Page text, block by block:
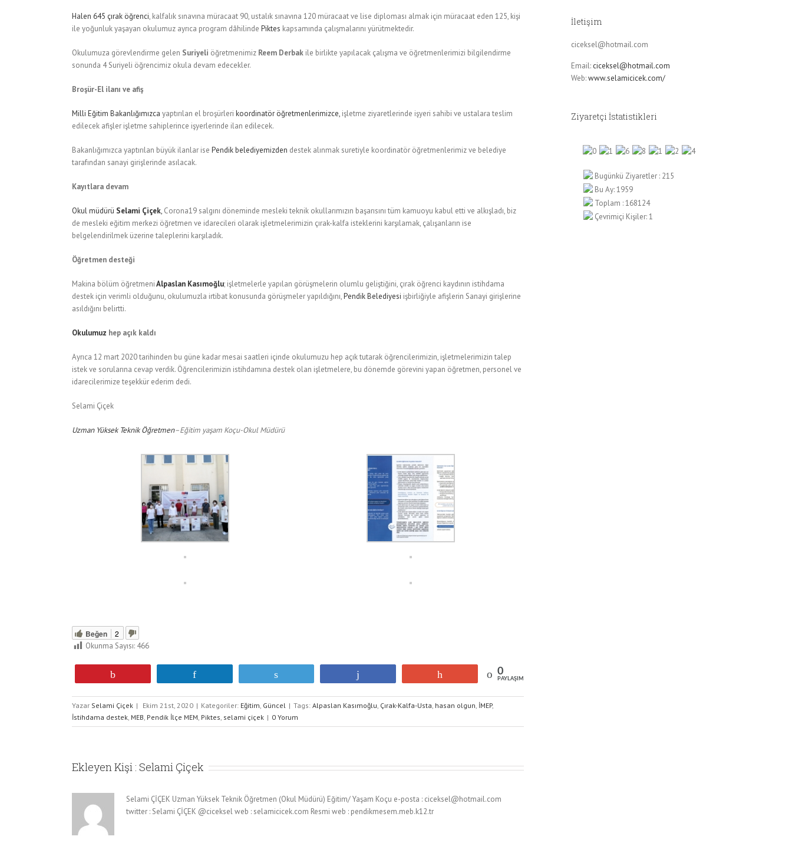
Halen 645 çırak öğrenci, kalfalık sınavına müracaat 90, ustalık sınavına 120 müracaat ve lise diploması almak için müracaat eden 125, kişi
ile yoğunluk yaşayan okulumuz ayrıca program dâhilinde Piktes kapsamında çalışmalarını yürütmektedir.
Okulumuza görevlendirme gelen Suriyeli öğretmenimiz Reem Derbak ile birlikte yapılacak çalışma ve öğretmenlerimizi bilgilendirme
sonunda 4 Suriyeli öğrencimiz okula devam edecekler.
Broşür-El ilanı ve afiş
Milli Eğitim Bakanlığımızca yaptırılan el broşürleri koordinatör öğretmenlerimizce, işletme ziyaretlerinde işyeri sahibi ve ustalara teslim
edilecek afişler işletme sahiplerince işyerlerinde ilan edilecek.
Bakanlığımızca yaptırılan büyük ilanlar ise Pendik belediyemizden destek alınmak suretiyle koordinatör öğretmenlerimiz ve belediye
tarafından sanayi girişlerinde asılacak.
Kayıtlara devam
Okul müdürü Selami Çiçek, Corona19 salgını döneminde mesleki teknik okullarımızın başarısını tüm kamuoyu kabul etti ve alkışladı, biz
de mesleki eğitim merkezi öğretmen ve idarecileri olarak işletmelerimizin çırak-kalfa isteklerini karşılamak, çalışanların ise
belgelendirilmek üzerine taleplerini karşıladık.
Öğretmen desteği
Makina bölüm öğretmeniAlpaslan Kasımoğlu; işletmelerle yapılan görüşmelerin olumlu geliştiğini, çırak öğrenci kaydının istihdama
destek için verimli olduğunu, okulumuzla irtibat konusunda görüşmeler yapıldığını,Pendik Belediyesi işbirliğiyle afişlerin Sanayi girişlerine
asıldığını belirtti.
Okulumuz hep açık kaldı
Ayrıca 12 mart 2020 tarihinden bu güne kadar mesai saatleri içinde okulumuzu hep açık tutarak öğrencilerimizin, işletmelerimizin talep
istek ve sorularına cevap verdik. Öğrencilerimizin istihdamına destek olan işletmelere, bu dönemde görevini yapan öğretmen, personel ve
idarecilerimize teşekkür ederim dedi.
Selami Çiçek
Uzman Yüksek Teknik Öğretmen–Eğitim yaşam Koçu-Okul Müdürü
Beğen
2
Okunma Sayısı: 466
0
PAYLAŞIMLAR
Yazar Selami Çiçek | Ekim 21st, 2020 | Kategoriler: Eğitim, Güncel | Tags: Alpaslan Kasımoğlu, Çırak-Kalfa-Usta, hasan olgun, İMEP,
İstihdama destek, MEB, Pendik İlçe MEM, Piktes, selami çiçek | 0 Yorum
Ekleyen Kişi : Selami Çiçek
Selami ÇİÇEK Uzman Yüksek Teknik Öğretmen (Okul Müdürü) Eğitim/ Yaşam Koçu e-posta : ciceksel@hotmail.com
twitter : Selami ÇİÇEK @ciceksel web : selamicicek.com Resmi web : pendikmesem.meb.k12.tr
İletişim
ciceksel@hotmail.com
Email: ciceksel@hotmail.com
Web:www.selamicicek.com/
Ziyaretçi İstatistikleri
Bugünkü Ziyaretler : 215
Bu Ay: 1959
Toplam : 168124
Çevrimiçi Kişiler: 1